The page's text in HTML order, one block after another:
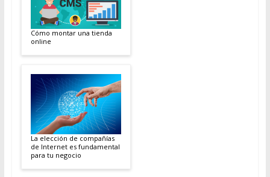
Cómo montar una tienda
online
La elección de compañías
de Internet es fundamental
para tu negocio